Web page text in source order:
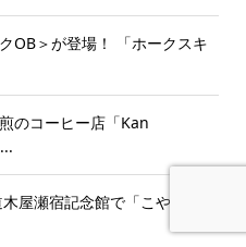
OB＞が登場！ 「ホークスキ
のコーヒー店「Kan
屋瀬宿記念館で「こやのせた